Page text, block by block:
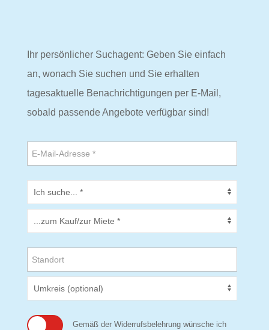
Ihr persönlicher Suchagent: Geben Sie einfach
an, wonach Sie suchen und Sie erhalten
tagesaktuelle Benachrichtigungen per E-Mail,
sobald passende Angebote verfügbar sind!
Gemäß der Widerrufsbelehrung wünsche ich